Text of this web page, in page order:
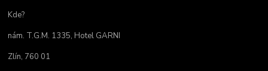
Kde?
nám. T.G.M. 1335, Hotel GARNI
Zlín, 760 01